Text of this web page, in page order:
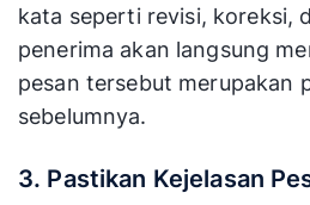
kata seperti revisi, koreksi,
penerima akan langsung
pesan tersebut merupakan
sebelumnya.
3. Pastikan Kejelasan